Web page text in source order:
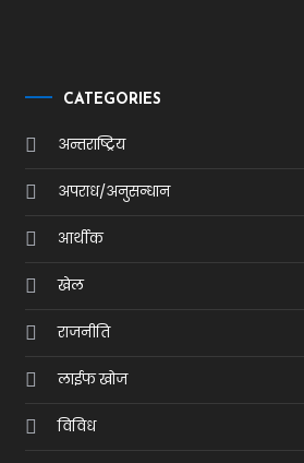
CATEGORIES
अन्तराष्ट्रिय
अपराध/अनुसन्धान
आर्थीक
खेल
राजनीति
लाईफ खोज
विविध